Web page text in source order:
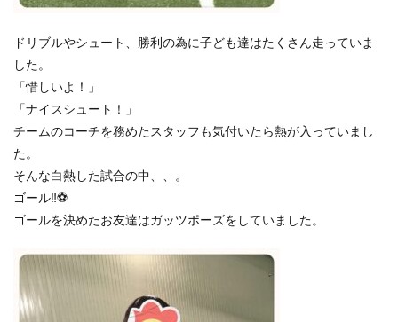
ドリブルやシュート、勝利の為に子ども達はたくさん走っていま
した。
「惜しいよ！」
「ナイスシュート！」
チームのコーチを務めたスタッフも気付いたら熱が入っていまし
た。
そんな白熱した試合の中、、。
ゴール‼⚽
ゴールを決めたお友達はガッツポーズをしていました。